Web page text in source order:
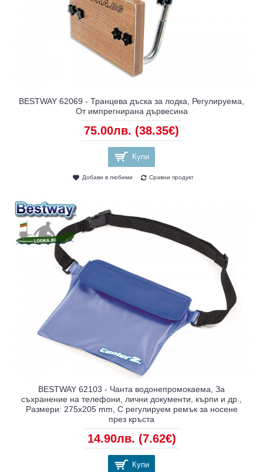
BESTWAY 62069 - Транцева дъска за лодка, Регулируема,
От импрегнирана дървесина
75.00лв. (38.35€)
Купи
Добави в любими Сравни продукт
BESTWAY 62103 - Чанта водонепромокаема, За
съхранение на телефони, лични документи, кърпи и др.,
Размери: 275x205 mm, С регулируем ремък за носене
през кръста
14.90лв. (7.62€)
Купи